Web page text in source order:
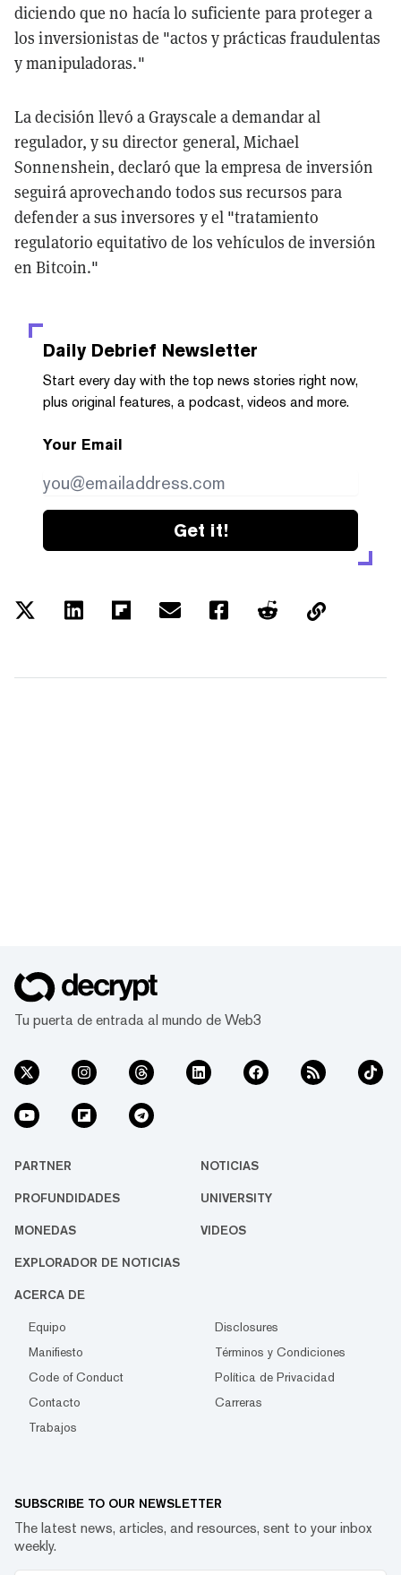
diciendo que no hacía lo suficiente para proteger a
los inversionistas de "actos y prácticas fraudulentas
y manipuladoras."
La decisión llevó a Grayscale a demandar al
regulador, y su director general, Michael
Sonnenshein, declaró que la empresa de inversión
seguirá aprovechando todos sus recursos para
defender a sus inversores y el "tratamiento
regulatorio equitativo de los vehículos de inversión
en Bitcoin."
Daily Debrief Newsletter
Start every day with the top news stories right now,
plus original features, a podcast, videos and more.
Your Email
Get it!
Tu puerta de entrada al mundo de Web3
PARTNER NOTICIAS
PROFUNDIDADES UNIVERSITY
MONEDAS VIDEOS
EXPLORADOR DE NOTICIAS
ACERCA DE
Equipo
Disclosures
Manifiesto
Términos y Condiciones
Code of Conduct
Política de Privacidad
Contacto
Carreras
Trabajos
SUBSCRIBE TO OUR NEWSLETTER
The latest news, articles, and resources, sent to your inbox
weekly.